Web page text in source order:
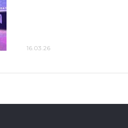
16.03.26